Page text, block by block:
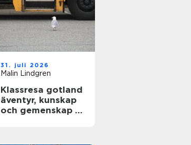
31. juli 2026
Malin Lindgren
Klassresa gotland
äventyr, kunskap
och gemenskap på